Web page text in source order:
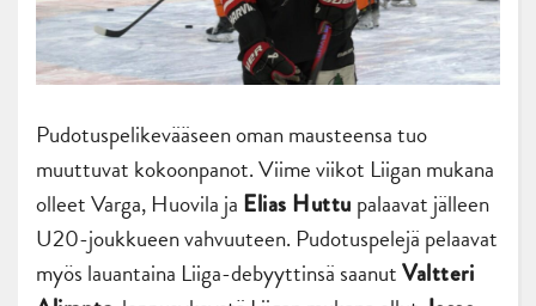
Pudotuspelikevääseen oman mausteensa tuo
muuttuvat kokoonpanot. Viime viikot Liigan mukana
olleet Varga, Huovila ja Elias Huttu palaavat jälleen
U20-joukkueen vahvuuteen. Pudotuspelejä pelaavat
myös lauantaina Liiga-debyyttinsä saanutValtteri